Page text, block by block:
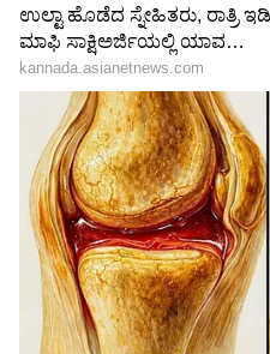
"ರಾಜಕೀಯ ಬೇಡ,
ಕನಕೋತ್ಸವದಲ್ಲಿ ರಿಷಬ್ ಶೆಟ್ಟಿ
Shetty speech | Suvarna
ಶೇ.50 ರಿಂದ ಶೇ.18 ಕ್ಕೆ
ಟ್ರಂಪ್ ಐತಿಹಾಸಿಕ ಒಪ್ಪಂದ |
Trade Deal | Party